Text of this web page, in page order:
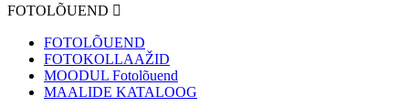
FOTOLÕUEND
FOTOLÕUEND
FOTOKOLLAAŽID
MOODUL Fotolõuend
MAALIDE KATALOOG